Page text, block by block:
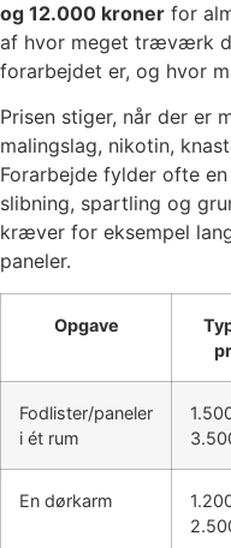
og 12.000 kroner for
af hvor meget træværk
forarbejdet er, og hvor
Prisen stiger, når der er
malingslag, nikotin,
Forarbejde fylder ofte
slibning, spartling og
kræver for eksempel
paneler.
Opgave
Fodlister/paneler
i ét rum
En dørkarm